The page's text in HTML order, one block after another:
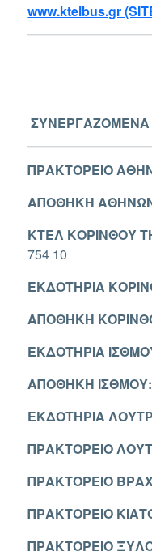
www.ktelbus.gr
ΣΥΝΕΡΓΑΖΟΜΕΝΑ
ΠΡΑΚΤΟΡEIO
ΑΠΟΘΗΚΗ
ΚΤΕΛ ΚΟΡΙΝΘΟΥ
754 10
ΕΚΔΟΤΗΡΙΑ
ΑΠΟΘΗΚΗ
ΕΚΔΟΤΗΡΙΑ
ΑΠΟΘΗΚΗ ΙΣΘΜΟΥ:
ΕΚΔΟΤΗΡΙΑ
ΠΡΑΚΤΟΡΕΙΟ
ΠΡΑΚΤΟΡΕΙΟ
ΠΡΑΚΤΟΡΕΙΟ
ΠΡΑΚΤΟΡΕΙΟ